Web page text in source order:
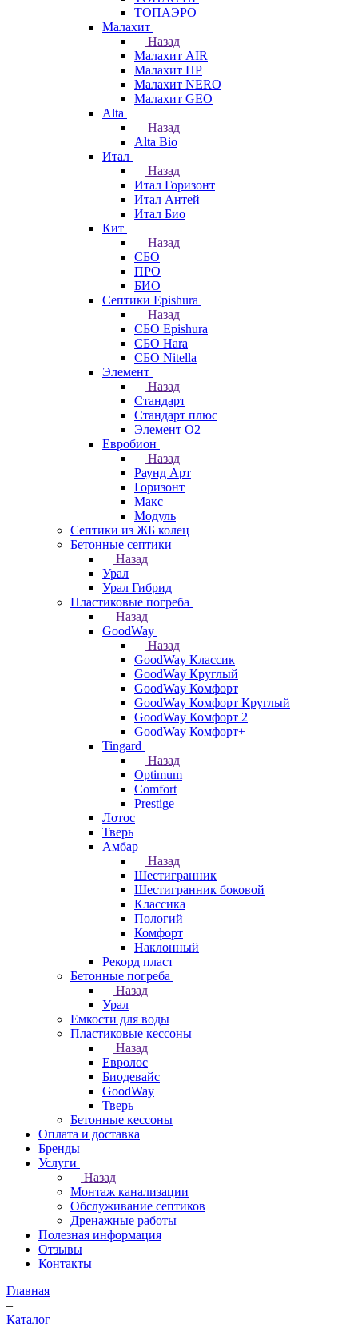
ТОПАЭРО
Малахит
Назад
Малахит AIR
Малахит ПР
Малахит NERO
Малахит GEO
Alta
Назад
Alta Bio
Итал
Назад
Итал Горизонт
Итал Антей
Итал Био
Кит
Назад
СБО
ПРО
БИО
Септики Epishura
Назад
СБО Epishura
СБО Hara
СБО Nitella
Элемент
Назад
Стандарт
Стандарт плюс
Элемент О2
Евробион
Назад
Раунд Арт
Горизонт
Макс
Модуль
Септики из ЖБ колец
Бетонные септики
Назад
Урал
Урал Гибрид
Пластиковые погреба
Назад
GoodWay
Назад
GoodWay Классик
GoodWay Круглый
GoodWay Комфорт
GoodWay Комфорт Круглый
GoodWay Комфорт 2
GoodWay Комфорт+
Tingard
Назад
Optimum
Comfort
Prestige
Лотос
Тверь
Амбар
Назад
Шестигранник
Шестигранник боковой
Классика
Пологий
Комфорт
Наклонный
Рекорд пласт
Бетонные погреба
Назад
Урал
Емкости для воды
Пластиковые кессоны
Назад
Евролос
Биодевайс
GoodWay
Тверь
Бетонные кессоны
Оплата и доставка
Бренды
Услуги
Назад
Монтаж канализации
Обслуживание септиков
Дренажные работы
Полезная информация
Отзывы
Контакты
Главная
–
Каталог